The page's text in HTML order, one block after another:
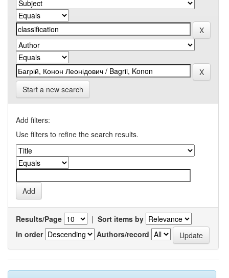
Start a new search
Add filters:
Use filters to refine the search results.
Results/Page | Sort items by
In order
Authors/record